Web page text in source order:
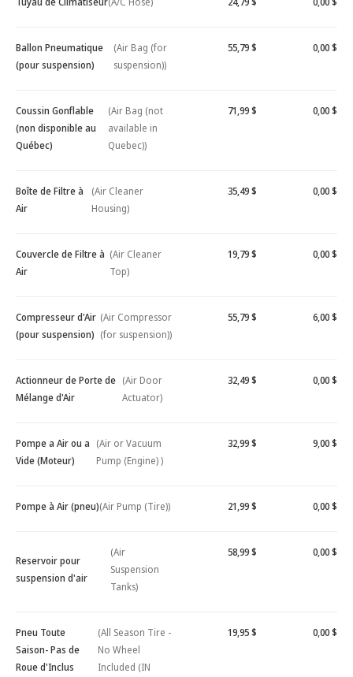
Ballon Pneumatique
(pour suspension)
(Air Bag (for
suspension))
55,79 $ 0,00 $
Coussin Gonflable
(non disponible au
Québec)
(Air Bag (not
available in
Quebec))
71,99 $ 0,00 $
Boîte de Filtre à
Air
(Air Cleaner
Housing)
35,49 $ 0,00 $
Couvercle de Filtre à
Air
(Air Cleaner
Top)
19,79 $ 0,00 $
Compresseur d'Air
(pour suspension)
(Air Compressor
(for suspension))
55,79 $ 6,00 $
Actionneur de Porte de
Mélange d'Air
(Air Door
Actuator)
32,49 $ 0,00 $
Pompe a Air ou a
Vide (Moteur)
(Air or Vacuum
Pump (Engine) )
32,99 $ 9,00 $
Pompe à Air (pneu)(Air Pump (Tire)) 21,99 $ 0,00 $
Reservoir pour
suspension d'air
(Air
Suspension
Tanks)
58,99 $ 0,00 $
Pneu Toute
Saison- Pas de
Roue d'Inclus
(All Season Tire -
No Wheel
Included (IN
19,95 $ 0,00 $